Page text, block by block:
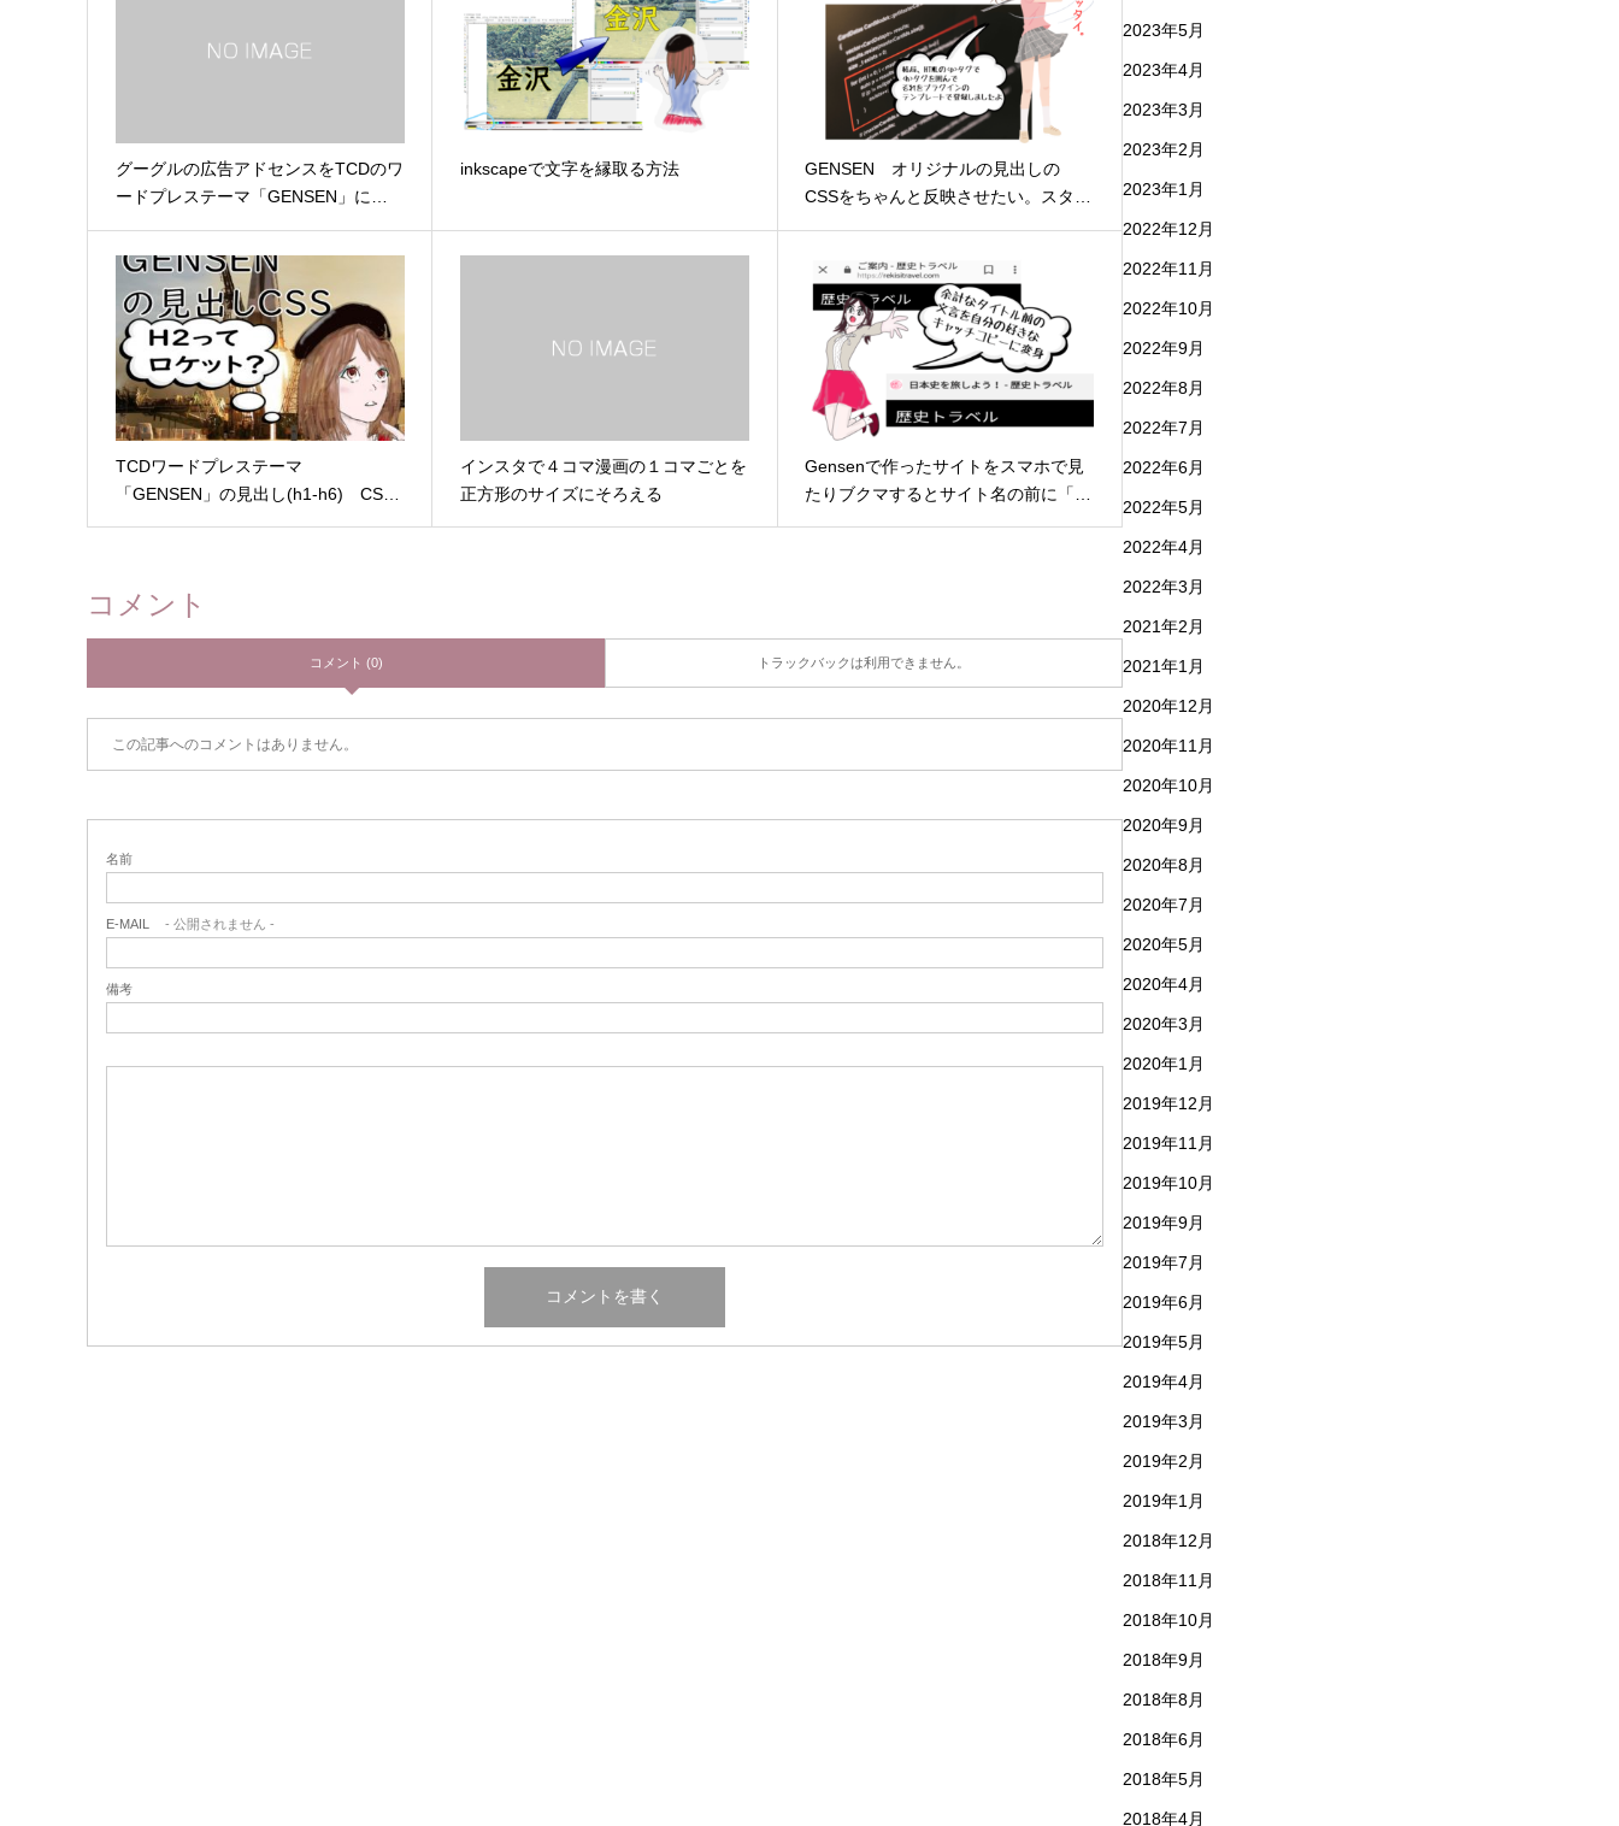
グーグルの広告アドセンスをTCDのワ
ードプレステーマ「GENSEN」に…
inkscapeで文字を縁取る方法
GENSEN オリジナルの見出しの
CSSをちゃんと反映させたい。スタ…
TCDワードプレステーマ
「GENSEN」の見出し(h1-h6) CS…
インスタで４コマ漫画の１コマごとを
正方形のサイズにそろえる
Gensenで作ったサイトをスマホで見
たりブクマするとサイト名の前に「…
コメント
コメント (0) トラックバックは利用できません。
この記事へのコメントはありません。
名前
E-MAIL - 公開されません -
備考
2023年5月
2023年4月
2023年3月
2023年2月
2023年1月
2022年12月
2022年11月
2022年10月
2022年9月
2022年8月
2022年7月
2022年6月
2022年5月
2022年4月
2022年3月
2021年2月
2021年1月
2020年12月
2020年11月
2020年10月
2020年9月
2020年8月
2020年7月
2020年5月
2020年4月
2020年3月
2020年1月
2019年12月
2019年11月
2019年10月
2019年9月
2019年7月
2019年6月
2019年5月
2019年4月
2019年3月
2019年2月
2019年1月
2018年12月
2018年11月
2018年10月
2018年9月
2018年8月
2018年6月
2018年5月
2018年4月